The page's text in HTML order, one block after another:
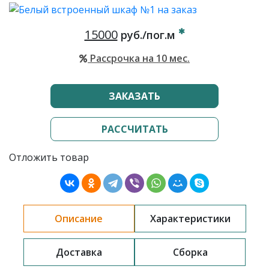
15000руб./пог.м
Рассрочка на 10 мес.
ЗАКАЗАТЬ
РАССЧИТАТЬ
Отложить товар
Описание Характеристики
Доставка Сборка